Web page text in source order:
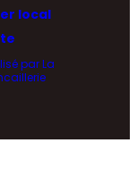
local
par La